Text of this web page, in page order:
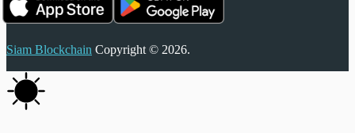
Siam Blockchain Copyright © 2026.